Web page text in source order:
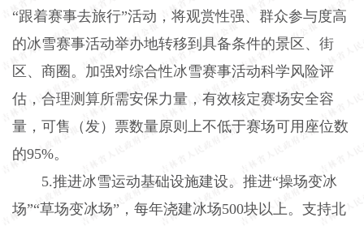
“跟着赛事去旅行”活动，将观赏性强、群众参与度高
的冰雪赛事活动举办地转移到具备条件的景区、街
区、商圈。加强对综合性冰雪赛事活动科学风险评
估，合理测算所需安保力量，有效核定赛场安全容
量，可售（发）票数量原则上不低于赛场可用座位数
的95%。
5.推进冰雪运动基础设施建设。推进“操场变冰
场”“草场变冰场”，每年浇建冰场500块以上。支持北